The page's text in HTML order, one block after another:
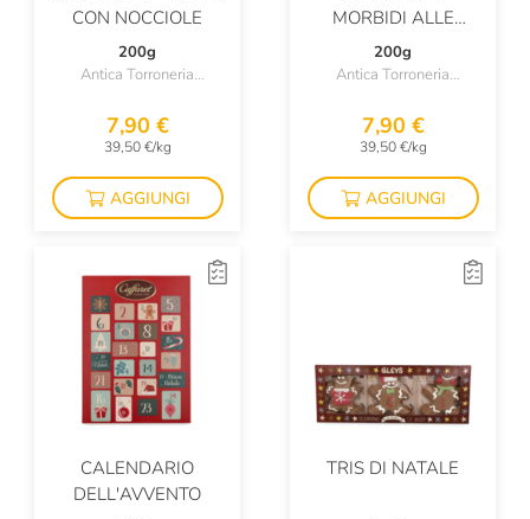
CON NOCCIOLE
200g
Antica Torroneria
7,90 €
39,50 €/kg
AGGIUNGI
MORBIDI ALLE
NOCCIOLE
200g
Antica Torroneria
7,90 €
39,50 €/kg
AGGIUNGI
CALENDARIO
DELL'AVVENTO
TRIS DI NATALE